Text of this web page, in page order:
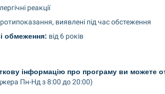
реакції
виявлені під час обстеження
обмеження: від 6 років
інформацію про програму ви можете
Пн-Нд з 8:00 до 20:00)